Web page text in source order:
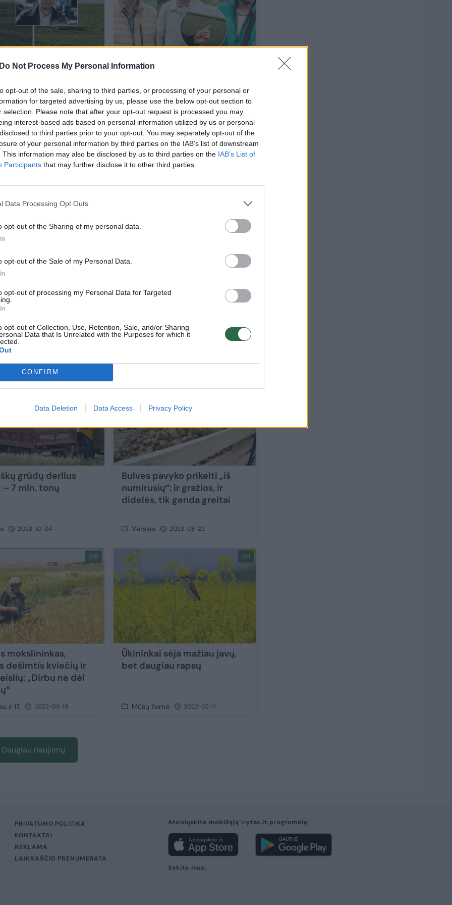
Do Not Process My Personal Information
opt-out of the sale, sharing to third parties, or processing of your personal or
for targeted advertising by us, please use the below opt-out section to
selection. Please note that after your opt-out request is processed you may
interest-based ads based on personal information utilized by us or personal
to third parties prior to your opt-out. You may separately opt-out of the
of your personal information by third parties on the IAB’s list of downstream
This information may also be disclosed by us to third parties on the IAB’s List of
Participants that may further disclose it to other third parties.
Data Processing Opt Outs
opt-out of the Sharing of my personal data.
opt-out of the Sale of my Personal Data.
opt-out of processing my Personal Data for Targeted
opt-out of Collection, Use, Retention, Sale, and/or Sharing
Data that Is Unrelated with the Purposes for which it
CONFIRM
Data Deletion Data Access Privacy Policy
nei
Sako, kad nenori
Palangos verslininkai
2025-07-16
Prieš javapjūtę ūkininkų
detalę: tai padeda gerokai
daugiau uždirbti
Verslas 2025-07-01
1
darbo vaisiai šiemet saldūs nebus: optimizmą
palaiko tik kelios žinios
grūdų derlius
7 mln. tonų
2023-10-04
Bulves pavyko prikelti „iš
numirusių“: ir gražios, ir
didelės, tik genda greitai
Verslas 2023-08-22
5
mokslininkas,
dešimtis kviečių ir
„Dirbu ne dėl
ir IT 2022-03-19
1
Ūkininkai sėja mažiau javų,
bet daugiau rapsų
Mūsų žemė 2022-02-11
Daugiau naujienų
PRIVATUMO POLITIKA
KONTAKTAI
REKLAMA
LAIKRAŠČIO PRENUMERATA
Atsisiųskite mobiliąją lrytas.lt programėlę
Sekite mus: